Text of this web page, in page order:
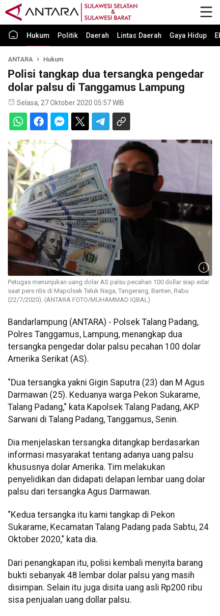
Hukum Politik Daerah Lintas Daerah Gaya Hidup
ANTARA Hukum
Polisi tangkap dua tersangka pengedar
dolar palsu di Tanggamus Lampung
Selasa, 27 Oktober 2020 05:57 WIB
Petugas menunjukan uang dolar AS palsu pecahan 100 dollar siap edar
saat pers rilis di Mapolsek Teluk Naga, Tangerang, Banten, Rabu
(22/7/2020). (ANTARA FOTO/MUHAMMAD IQBAL)
Bandarlampung (ANTARA) - Polsek Talang Padang,
Polres Tanggamus, Lampung, menangkap dua
tersangka pengedar dolar palsu pecahan 100 dolar
Amerika Serikat (AS).
"Dua tersangka yakni Gigin Saputra (23) dan M Agus
Darmawan (25). Keduanya warga Pekon Sukarame,
Talang Padang," kata Kapolsek Talang Padang, AKP
Sarwani di Talang Padang, Tanggamus, Senin.
Dia menjelaskan tersangka ditangkap berdasarkan
informasi masyarakat tentang adanya uang palsu
khususnya dolar Amerika. Tim melakukan
penyelidikan dan didapati delapan lembar uang dolar
palsu dari tersangka Agus Darmawan.
"Kedua tersangka itu kami tangkap di Pekon
Sukarame, Kecamatan Talang Padang pada Sabtu, 24
Oktober 2020," kata dia.
Dari penangkapan itu, polisi kembali menyita barang
bukti sebanyak 48 lembar dolar palsu yang masih
disimpan. Selain itu juga disita uang asli Rp200 ribu
sisa penjualan uang dollar palsu.